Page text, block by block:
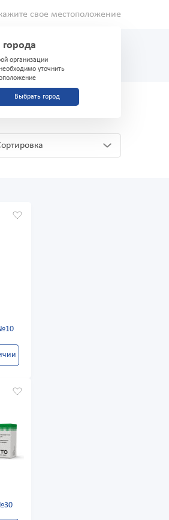
свое местоположение
организации
уточнить
Выбрать город
03